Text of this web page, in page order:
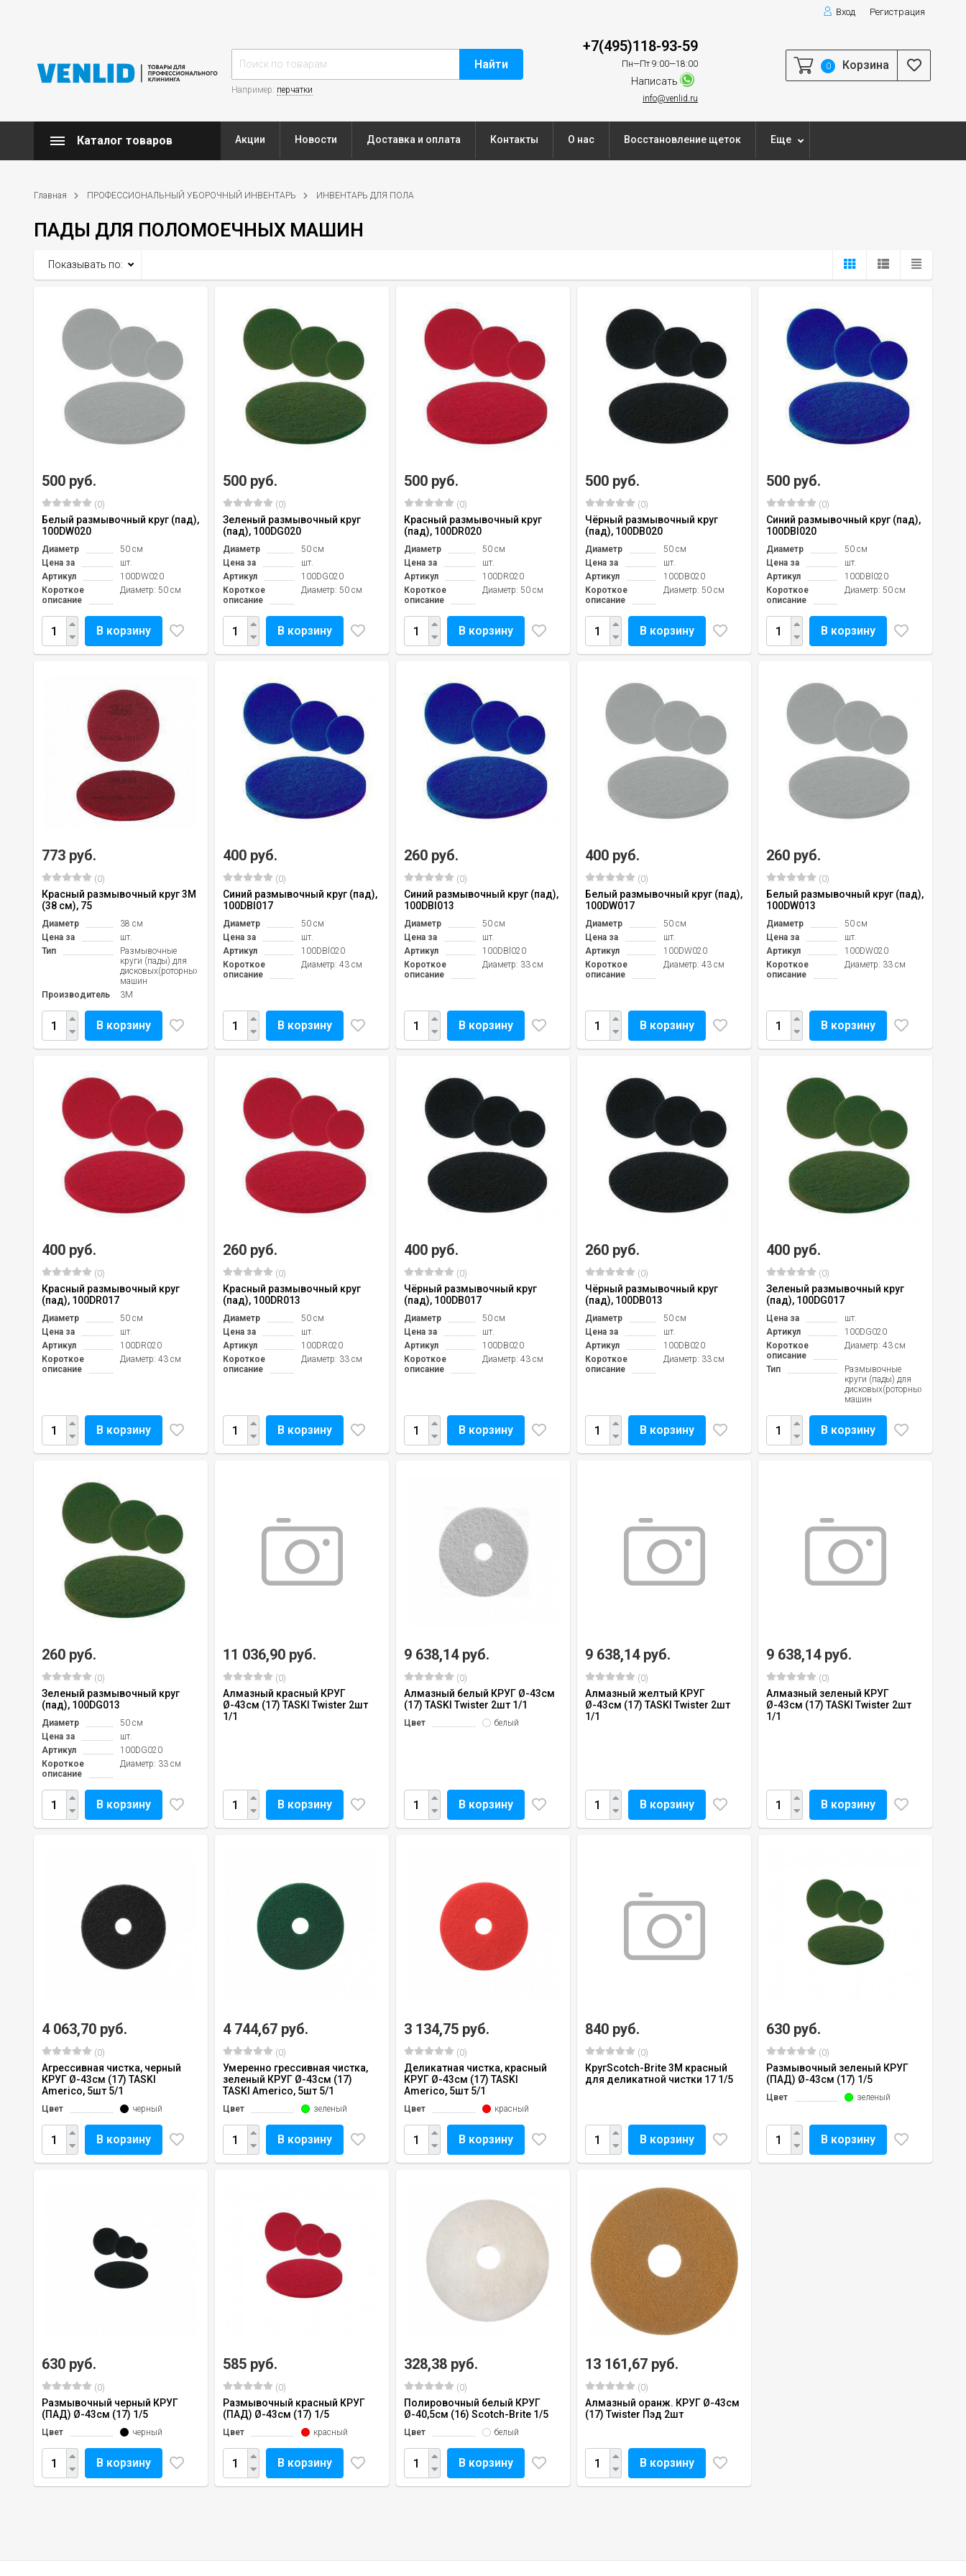
Вход Регистрация
Найти
Например: перчатки
+7(495)118-93-59
Пн—Пт 9:00—18:00
Написать
info@venlid.ru
0 Корзина
Каталог товаров Акции Новости Доставка и оплата Контакты О нас Восстановление щеток Еще
Главная ПРОФЕССИОНАЛЬНЫЙ УБОРОЧНЫЙ ИНВЕНТАРЬ ИНВЕНТАРЬ ДЛЯ ПОЛА
ПАДЫ ДЛЯ ПОЛОМОЕЧНЫХ МАШИН
Показывать по:
500 руб.
(0)
Белый размывочный круг (пад),
100DW020
Диаметр
50 см
Цена за
шт.
Артикул
100DW020
Короткое
описание
Диаметр: 50 см
В корзину
500 руб.
(0)
Зеленый размывочный круг
(пад), 100DG020
Диаметр
50 см
Цена за
шт.
Артикул
100DG020
Короткое
описание
Диаметр: 50 см
В корзину
500 руб.
(0)
Красный размывочный круг
(пад), 100DR020
Диаметр
50 см
Цена за
шт.
Артикул
100DR020
Короткое
описание
Диаметр: 50 см
В корзину
500 руб.
(0)
Чёрный размывочный круг
(пад), 100DB020
Диаметр
50 см
Цена за
шт.
Артикул
100DB020
Короткое
описание
Диаметр: 50 см
В корзину
500 руб.
(0)
Синий размывочный круг (пад),
100DBl020
Диаметр
50 см
Цена за
шт.
Артикул
100DBl020
Короткое
описание
Диаметр: 50 см
В корзину
773 руб.
(0)
Красный размывочный круг 3М
(38 см), 75
Диаметр
38 см
Цена за
шт.
Тип
Размывочные
круги (пады) для
дисковых(роторных)
машин
Производитель
3M
В корзину
400 руб.
(0)
Синий размывочный круг (пад),
100DBl017
Диаметр
50 см
Цена за
шт.
Артикул
100DBl020
Короткое
описание
Диаметр: 43 см
В корзину
260 руб.
(0)
Синий размывочный круг (пад),
100DBl013
Диаметр
50 см
Цена за
шт.
Артикул
100DBl020
Короткое
описание
Диаметр: 33 см
В корзину
400 руб.
(0)
Белый размывочный круг (пад),
100DW017
Диаметр
50 см
Цена за
шт.
Артикул
100DW020
Короткое
описание
Диаметр: 43 см
В корзину
260 руб.
(0)
Белый размывочный круг (пад),
100DW013
Диаметр
50 см
Цена за
шт.
Артикул
100DW020
Короткое
описание
Диаметр: 33 см
В корзину
400 руб.
(0)
Красный размывочный круг
(пад), 100DR017
Диаметр
50 см
Цена за
шт.
Артикул
100DR020
Короткое
описание
Диаметр: 43 см
В корзину
260 руб.
(0)
Красный размывочный круг
(пад), 100DR013
Диаметр
50 см
Цена за
шт.
Артикул
100DR020
Короткое
описание
Диаметр: 33 см
В корзину
400 руб.
(0)
Чёрный размывочный круг
(пад), 100DB017
Диаметр
50 см
Цена за
шт.
Артикул
100DB020
Короткое
описание
Диаметр: 43 см
В корзину
260 руб.
(0)
Чёрный размывочный круг
(пад), 100DB013
Диаметр
50 см
Цена за
шт.
Артикул
100DB020
Короткое
описание
Диаметр: 33 см
В корзину
400 руб.
(0)
Зеленый размывочный круг
(пад), 100DG017
Цена за
шт.
Артикул
100DG020
Короткое
описание
Диаметр: 43 см
Тип
Размывочные
круги (пады) для
дисковых(роторных)
машин
В корзину
260 руб.
(0)
Зеленый размывочный круг
(пад), 100DG013
Диаметр
50 см
Цена за
шт.
Артикул
100DG020
Короткое
описание
Диаметр: 33 см
В корзину
11 036,90 руб.
(0)
Алмазный красный КРУГ
Ø-43см (17) TASKI Twister 2шт
1/1
В корзину
9 638,14 руб.
(0)
Алмазный белый КРУГ Ø-43см
(17) TASKI Twister 2шт 1/1
Цвет белый
В корзину
9 638,14 руб.
(0)
Алмазный желтый КРУГ
Ø-43см (17) TASKI Twister 2шт
1/1
В корзину
9 638,14 руб.
(0)
Алмазный зеленый КРУГ
Ø-43см (17) TASKI Twister 2шт
1/1
В корзину
4 063,70 руб.
(0)
Агрессивная чистка, черный
КРУГ Ø-43см (17) TASKI
Americo, 5шт 5/1
Цвет черный
В корзину
4 744,67 руб.
(0)
Умеренно грессивная чистка,
зеленый КРУГ Ø-43см (17)
TASKI Americo, 5шт 5/1
Цвет зеленый
В корзину
3 134,75 руб.
(0)
Деликатная чистка, красный
КРУГ Ø-43см (17) TASKI
Americo, 5шт 5/1
Цвет красный
В корзину
840 руб.
(0)
КругScotch-Brite 3М красный
для деликатной чистки 17 1/5
В корзину
630 руб.
(0)
Размывочный зеленый КРУГ
(ПАД) Ø-43см (17) 1/5
Цвет зеленый
В корзину
630 руб.
(0)
Размывочный черный КРУГ
(ПАД) Ø-43см (17) 1/5
Цвет черный
В корзину
585 руб.
(0)
Размывочный красный КРУГ
(ПАД) Ø-43см (17) 1/5
Цвет красный
В корзину
328,38 руб.
(0)
Полировочный белый КРУГ
Ø-40,5см (16) Scotch-Brite 1/5
Цвет белый
В корзину
13 161,67 руб.
(0)
Алмазный оранж. КРУГ Ø-43см
(17) Twister Пэд 2шт
В корзину